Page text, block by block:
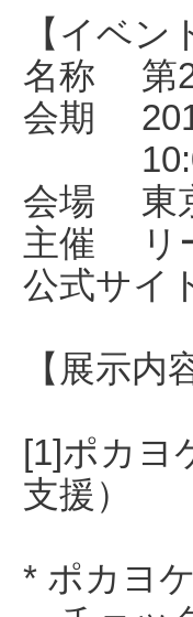
【イベン
名称 第2
会期
10:00-
会場 東
主催 リ
公式サイ
【展示内
[1]ポカヨ
支援）
* ポカヨ